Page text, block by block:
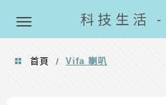
科技生活
首頁 / Vifa 喇叭